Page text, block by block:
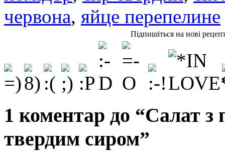
червона, яйце перепелине
Підпишіться на нові
1 коментар до “Салат
твердим сиром”